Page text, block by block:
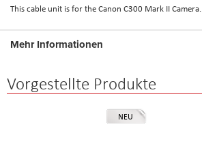
This cable unit is for the Canon C300 Mark II Camera.
Mehr Informationen
Vorgestellte Produkte
NEU